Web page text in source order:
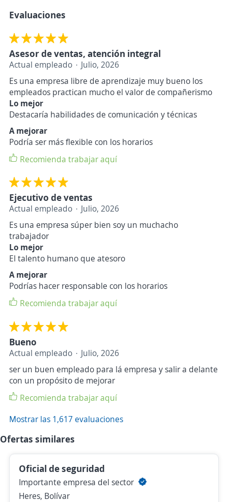
Evaluaciones
Asesor de ventas, atención integral
Actual empleado
Julio, 2026
Es una empresa libre de aprendizaje muy bueno los
empleados practican mucho el valor de compañerismo
Lo mejor
Destacaría habilidades de comunicación y técnicas
A mejorar
Podría ser más flexible con los horarios
Recomienda trabajar aquí
Ejecutivo de ventas
Actual empleado
Julio, 2026
Es una empresa súper bien soy un muchacho
trabajador
Lo mejor
El talento humano que atesoro
A mejorar
Podrías hacer responsable con los horarios
Recomienda trabajar aquí
Bueno
Actual empleado
Julio, 2026
ser un buen empleado para lá empresa y salir a delante
con un propósito de mejorar
Recomienda trabajar aquí
Mostrar las 1,617 evaluaciones
Ofertas similares
Oficial de seguridad
Importante empresa del sector
Heres, Bolívar